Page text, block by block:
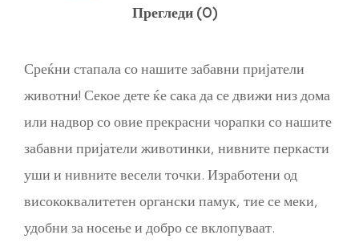
Прегледи (0)
Среќни стапала со нашите забавни пријатели
животни! Секое дете ќе сака да се движи низ дома
или надвор со овие прекрасни чорапки со нашите
забавни пријатели животинки, нивните перкасти
уши и нивните весели точки. Изработени од
висококвалитетен органски памук, тие се меки,
удобни за носење и добро се вклопуваат.